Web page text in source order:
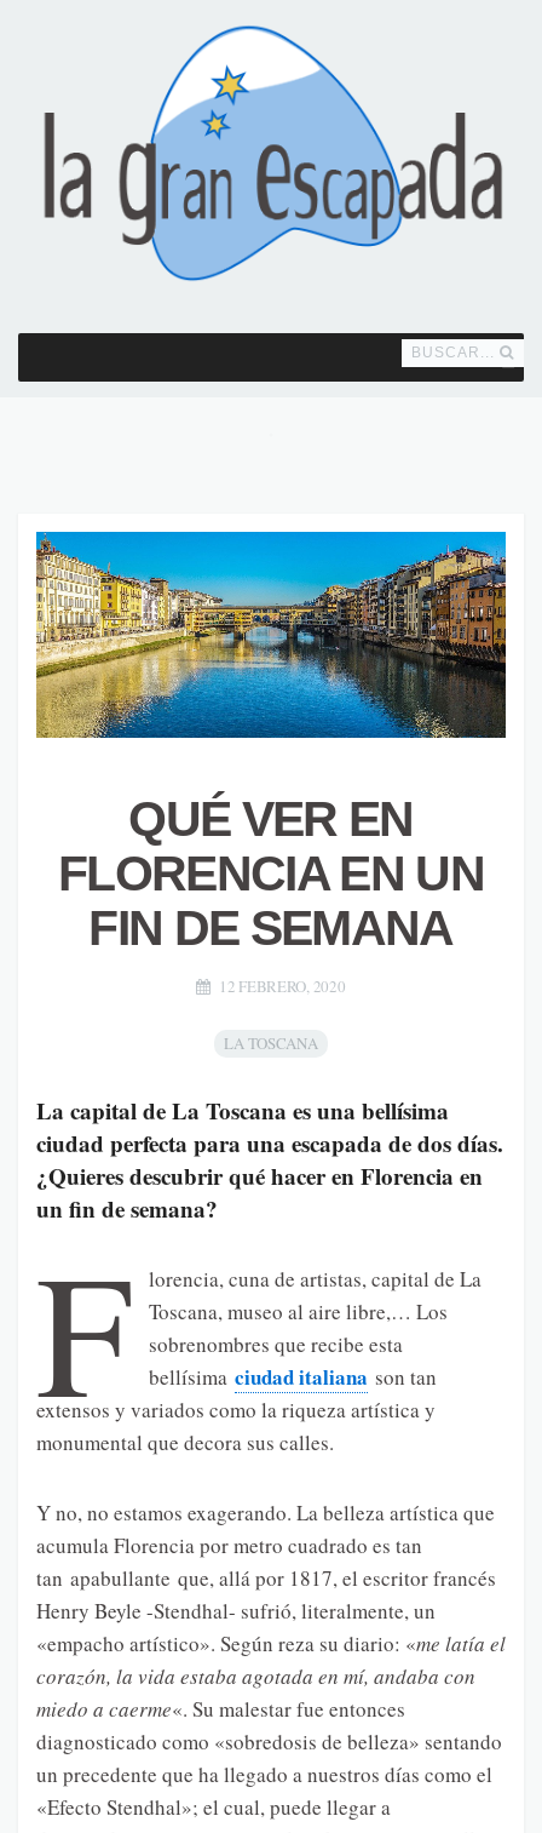
MENU
BUSCAR...
QUÉ VER EN
FLORENCIA EN UN
FIN DE SEMANA
12 FEBRERO, 2020
LA TOSCANA
La capital de La Toscana es una bellísima
ciudad perfecta para una escapada de dos días.
¿Quieres descubrir qué hacer en Florencia en
un fin de semana?
F
lorencia, cuna de artistas, capital de La
Toscana, museo al aire libre,… Los
sobrenombres que recibe esta
bellísimaciudad italiana son tan
extensos y variados como la riqueza artística y
monumental que decora sus calles.
Y no, no estamos exagerando. La belleza artística que
acumula Florencia por metro cuadrado es tan
tan apabullante que, allá por 1817, el escritor francés
Henry Beyle -Stendhal- sufrió, literalmente, un
«empacho artístico». Según reza su diario: «me latía el
corazón, la vida estaba agotada en mí, andaba con
miedo a caerme«. Su malestar fue entonces
diagnosticado como «sobredosis de belleza» sentando
un precedente que ha llegado a nuestros días como el
«Efecto Stendhal»; el cual, puede llegar a